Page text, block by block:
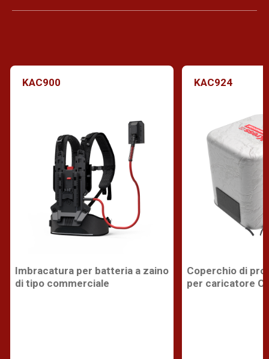
KAC900
Imbracatura per batteria a zaino
di tipo commerciale
KAC924
Coperchio di
per caricatore